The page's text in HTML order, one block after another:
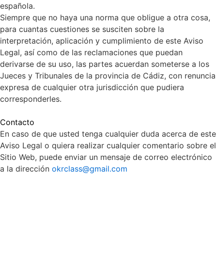
española.
Siempre que no haya una norma que obligue a otra cosa,
para cuantas cuestiones se susciten sobre la
interpretación, aplicación y cumplimiento de este Aviso
Legal, así como de las reclamaciones que puedan
derivarse de su uso, las partes acuerdan someterse a los
Jueces y Tribunales de la provincia de Cádiz, con renuncia
expresa de cualquier otra jurisdicción que pudiera
corresponderles.
Contacto
En caso de que usted tenga cualquier duda acerca de este
Aviso Legal o quiera realizar cualquier comentario sobre el
Sitio Web, puede enviar un mensaje de correo electrónico
a la dirección okrclass@gmail.com